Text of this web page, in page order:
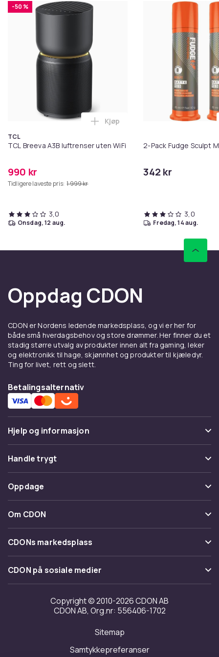
-50 %
TCL
TCL Breeva A3B luftrenser uten WiFi
990 kr
Tidligere laveste pris: 1 999 kr
Legg TCL Breeva A3B
Kjøp
3,0
onsdag, 12 aug.
2-Pack Fudge Sculpt
342 kr
3,0
fredag, 14 aug.
Oppdag CDON
CDON er Nordens ledende markedsplass, og vi er her for
både små hverdagsbehov og store drømmer. Her finner du et
stadig større utvalg av produkter innen alt fra gaming, leker
og elektronikk til hage, skjønnhet og produkter til kjæledyr.
Ting for livet, rett og slett.
Betalingsalternativ
Hjelp og informasjon
Vanlige spørsmål
Spor pakke
Angre & returner her
Kontakt oss
Handle trygt
Betaling
Levering
Tilbakekallinger
Oppdage
Kategorier
Varemerker
Om CDON
Om oss
Kundeanmeldelser
Jobbe på CDON
Investor relations
Tilgjengelighet
CDONs markedsplass
Merchant Help Center
CDON på sosiale medier
Copyright © 2010-2026 CDON AB
CDON AB, Org.nr: 556406-1702
Sitemap
Samtykkepreferanser